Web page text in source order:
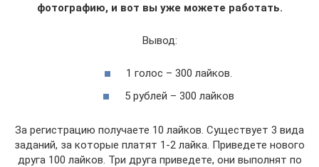
фотографию, и вот вы уже можете работать.
Вывод:
1 голос – 300 лайков.
5 рублей – 300 лайков
За регистрацию получаете 10 лайков. Существует 3 вида
заданий, за которые платят 1-2 лайка. Приведете нового
друга 100 лайков. Три друга приведете, они выполнят по